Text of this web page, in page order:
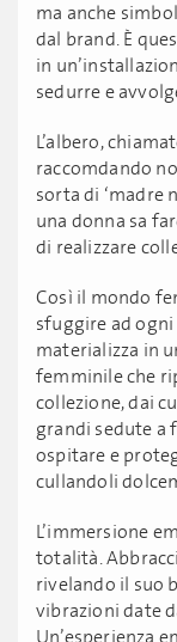
ma anche
dal brand. È
in
sedurre e
L’albero,
raccomdando
sorta di ‘madre
una donna sa
di realizzare
Così il mondo
sfuggire ad ogni
materializza in
femminile che
collezione, dai
grandi sedute a
ospitare e
cullandoli
L’immersione
totalità.
rivelando il suo
vibrazioni date
Un’esperienza